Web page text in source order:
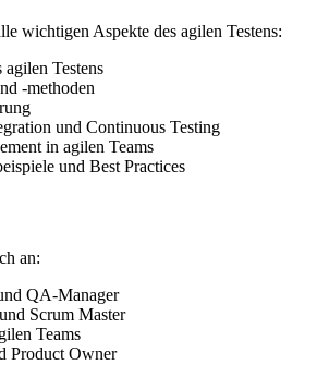
wichtigen Aspekte des agilen Testens:
agilen Testens
-methoden
und Continuous Testing
in agilen Teams
und Best Practices
an:
QA-Manager
Scrum Master
Teams
Product Owner